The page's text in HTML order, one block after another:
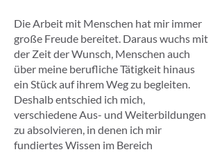
Die Arbeit mit Menschen hat mir immer
große Freude bereitet. Daraus wuchs mit
der Zeit der Wunsch, Menschen auch
über meine berufliche Tätigkeit hinaus
ein Stück auf ihrem Weg zu begleiten.
Deshalb entschied ich mich,
verschiedene Aus- und Weiterbildungen
zu absolvieren, in denen ich mir
fundiertes Wissen im Bereich